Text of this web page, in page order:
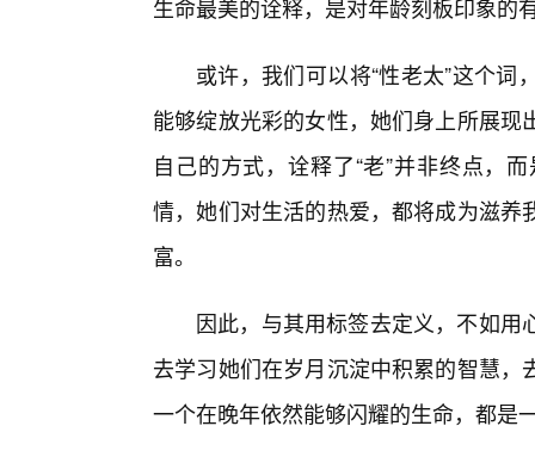
生命最美的诠释，是对年龄刻板印象的
或许，我们可以将“性老太”这个
能够绽放光彩的女性，她们身上所展
自己的方式，诠释了“老”并非终点，
情，她们对生活的热爱，都将成为滋
富。
因此，与其用标签去定义，不如
去学习她们在岁月沉淀中积累的智慧
一个在晚年依然能够闪耀的生命，都是